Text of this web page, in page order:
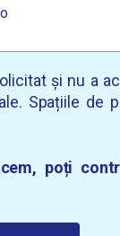
și nu a
Spațiile de
poți